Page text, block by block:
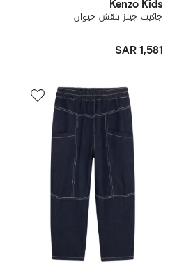
Kenzo Kids
جاكيت جينز بنقش حيوان
SAR 1,581